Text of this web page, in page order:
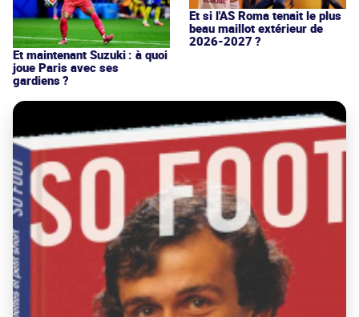
Et maintenant Suzuki : à quoi
joue Paris avec ses
gardiens ?
Et si l'AS Roma tenait le plus
beau maillot extérieur de
2026-2027 ?